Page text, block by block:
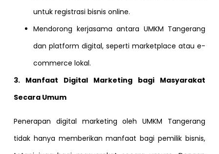
untuk registrasi bisnis online.
Mendorong kerjasama antara UMKM Tangerang
dan platform digital, seperti marketplace atau e-
commerce lokal.
3. Manfaat Digital Marketing bagi Masyarakat
Secara Umum
Penerapan digital marketing oleh UMKM Tangerang
tidak hanya memberikan manfaat bagi pemilik bisnis,